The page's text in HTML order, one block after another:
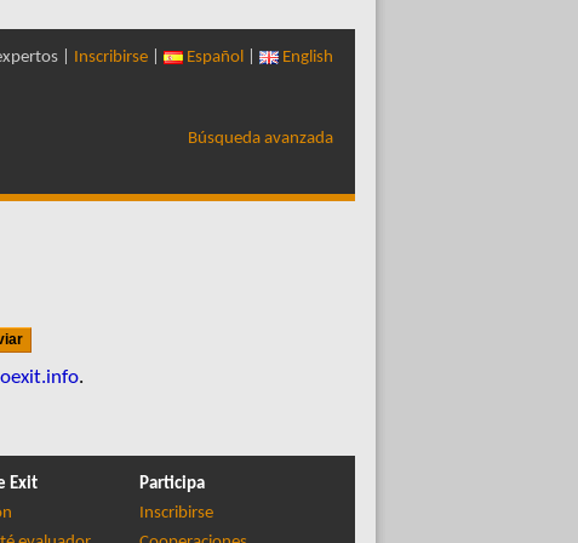
| Inscribirse Español English
Búsqueda avanzada
.
Exit
Participa
Inscribirse